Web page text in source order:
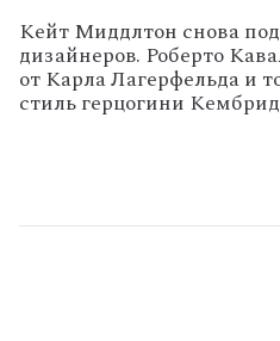
Кейт Миддлтон снова
дизайнеров. Роберто
от Карла Лагерфельда и
стиль герцогини